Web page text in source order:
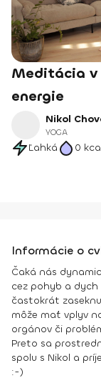
Meditácia v
energie
Nikol
YOGA
Ľahká 0
Informácie o
Čaká nás
cez pohyb a dych
častokrát
môže mať vplyv
orgánov či
Preto sa
spolu s Nikol a
:-)